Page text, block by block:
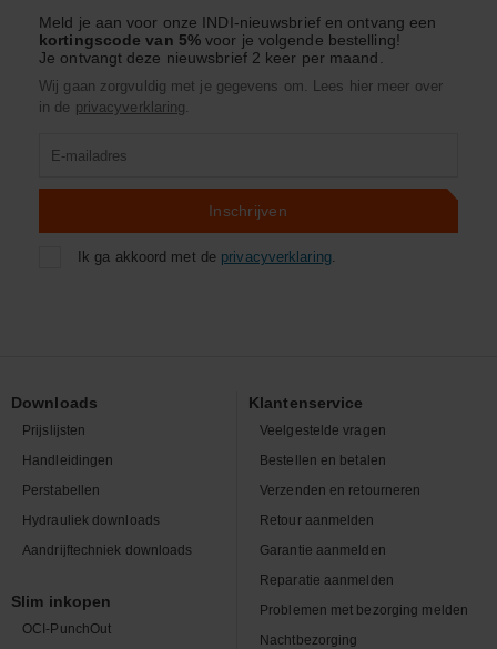
Meld je aan voor onze INDI-nieuwsbrief en ontvang een
kortingscode van 5%voor je volgende bestelling!
Je ontvangt deze nieuwsbrief 2 keer per maand.
Wij gaan zorgvuldig met je gegevens om. Lees hier meer over
in de privacyverklaring.
Inschrijven
Ik ga akkoord met de privacyverklaring.
Downloads
Prijslijsten
Handleidingen
Perstabellen
Hydrauliek downloads
Aandrijftechniek downloads
Slim inkopen
OCI-PunchOut
Klantenservice
Veelgestelde vragen
Bestellen en betalen
Verzenden en retourneren
Retour aanmelden
Garantie aanmelden
Reparatie aanmelden
Problemen met bezorging melden
Nachtbezorging